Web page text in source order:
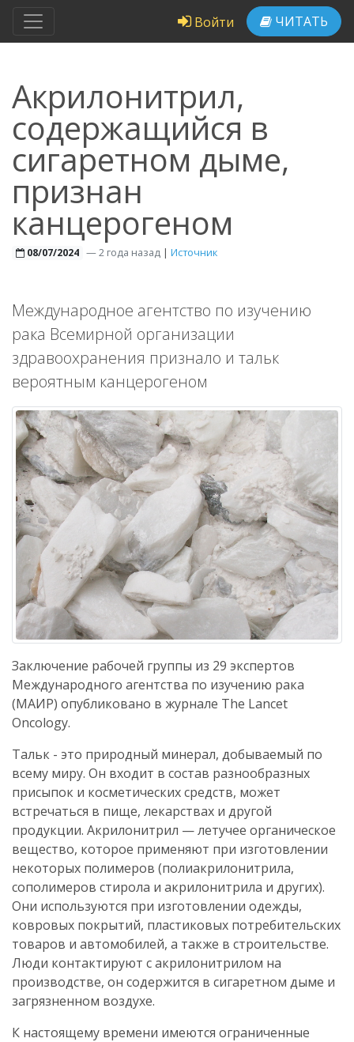
Войти ЧИТАТЬ
Акрилонитрил,
содержащийся в
сигаретном дыме,
признан
канцерогеном
08/07/2024 —2 года назад | Источник
Международное агентство по изучению
рака Всемирной организации
здравоохранения признало и тальк
вероятным канцерогеном
Заключение рабочей группы из 29 экспертов
Международного агентства по изучению рака
(МАИР) опубликовано в журнале The Lancet
Oncology.
Тальк - это природный минерал, добываемый по
всему миру. Он входит в состав разнообразных
присыпок и косметических средств, может
встречаться в пище, лекарствах и другой
продукции. Акрилонитрил — летучее органическое
вещество, которое применяют при изготовлении
некоторых полимеров (полиакрилонитрила,
сополимеров стирола и акрилонитрила и других).
Они используются при изготовлении одежды,
ковровых покрытий, пластиковых потребительских
товаров и автомобилей, а также в строительстве.
Люди контактируют с акрилонитрилом на
производстве, он содержится в сигаретном дыме и
загрязненном воздухе.
К настоящему времени имеются ограниченные